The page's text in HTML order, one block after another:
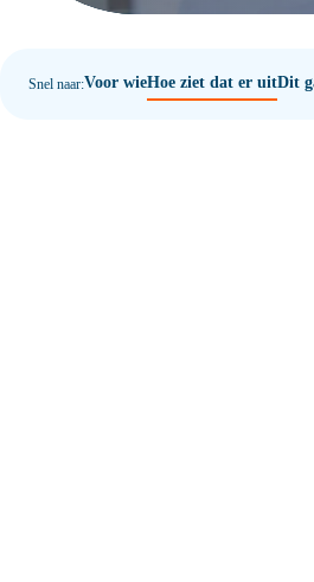
Snel naar:Voor wieHoe ziet dat er uitDit